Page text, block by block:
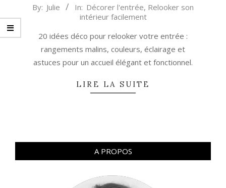
2022-
By: Julie In: Décorer l'entrée, Relooker son
intérieur facilement
20 idées déco pour relooker votre entrée :
rangements malins, couleurs, éclairage et
astuces pour un accueil élégant et fonctionnel.
LIRE LA SUITE
A PROPOS